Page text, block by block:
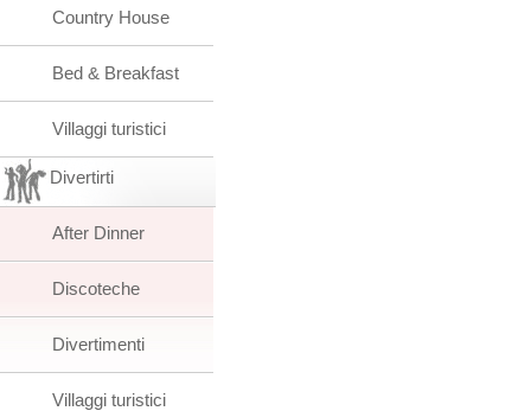
Country House
Bed & Breakfast
Villaggi turistici
Divertirti
After Dinner
Discoteche
Divertimenti
Villaggi turistici